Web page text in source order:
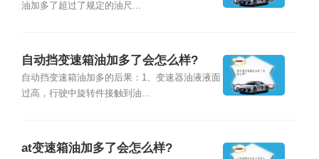
油加多了超过了规定的油尺...
自动挡变速箱油加多了会怎么样?
自动挡变速箱油加多的后果：1、变速器油液液面
过高，行驶中旋转件接触到油...
at变速箱油加多了会怎么样?